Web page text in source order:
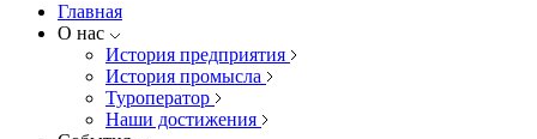
Главная
О нас
История предприятия
История промысла
Туроператор
Наши достижения